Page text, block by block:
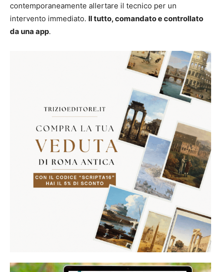
contemporaneamente allertare il tecnico per un
intervento immediato. Il tutto, comandato e controllato
da una app.